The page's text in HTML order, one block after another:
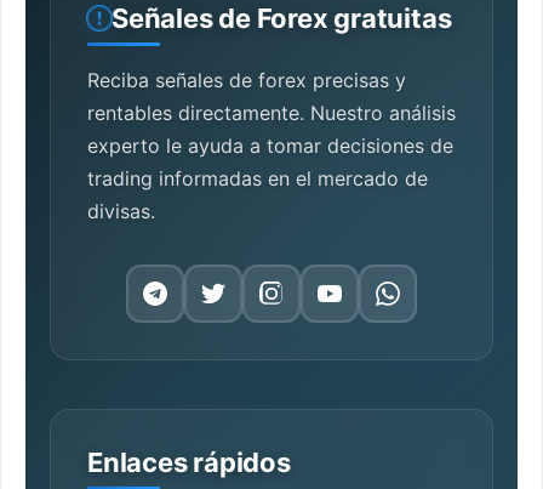
Señales de Forex gratuitas
Reciba señales de forex precisas y
rentables directamente. Nuestro análisis
experto le ayuda a tomar decisiones de
trading informadas en el mercado de
divisas.
Enlaces rápidos